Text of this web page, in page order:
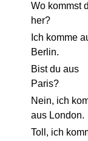
Wo kommst
her?
Ich komme
Berlin.
Bist du aus
Paris?
Nein, ich
aus London.
Toll, ich